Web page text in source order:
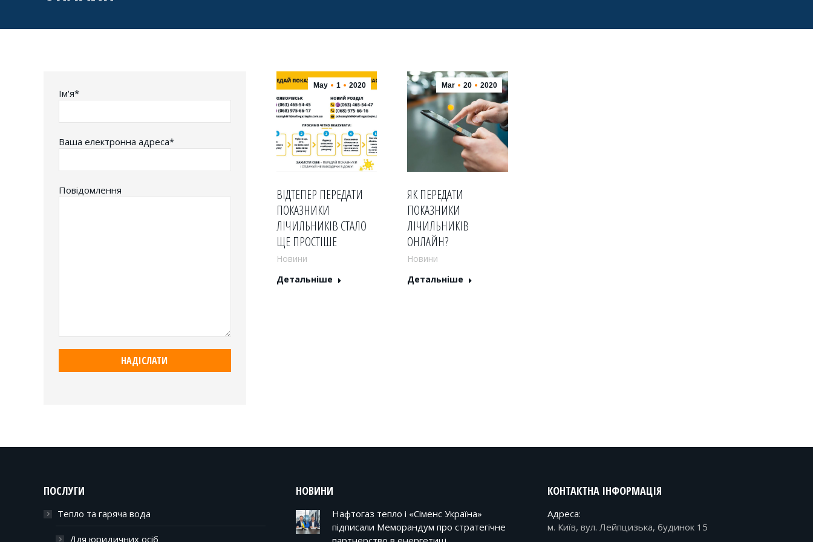
May 1 2020
ВІДТЕПЕР ПЕРЕДАТИ
ПОКАЗНИКИ
ЛІЧИЛЬНИКІВ СТАЛО
ЩЕ ПРОСТІШЕ
Новини
Детальніше
Mar 20 2020
ЯК ПЕРЕДАТИ
ПОКАЗНИКИ
ЛІЧИЛЬНИКІВ
ОНЛАЙН?
Новини
Детальніше
Iм'я*
Ваша електронна адреса*
Повідомлення
ПОСЛУГИ
Тепло та гаряча вода
Для юридичних осіб
НОВИНИ
Нафтогаз тепло і «Сіменс Україна»
підписали Меморандум про стратегічне
КОНТАКТНА ІНФОРМАЦІЯ
Адреса:
м. Київ, вул. Лейпцизька, будинок 15